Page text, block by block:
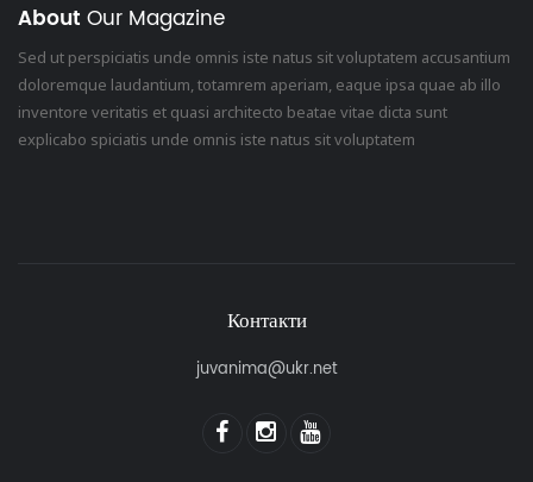
About Our Magazine
Sed ut perspiciatis unde omnis iste natus sit voluptatem accusantium
doloremque laudantium, totamrem aperiam, eaque ipsa quae ab illo
inventore veritatis et quasi architecto beatae vitae dicta sunt
explicabo spiciatis unde omnis iste natus sit voluptatem
Контакти
juvanima@ukr.net